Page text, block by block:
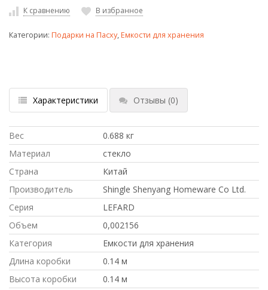
К сравнению В избранное
Категории: Подарки на Пасху,Емкости для хранения
Характеристики Отзывы (0)
Вес
0.688 кг
Материал
стекло
Страна
Китай
Производитель
Shingle Shenyang Homeware Co Ltd.
Серия
LEFARD
Объем
0,002156
Категория
Емкости для хранения
Длина коробки
0.14 м
Высота коробки
0.14 м